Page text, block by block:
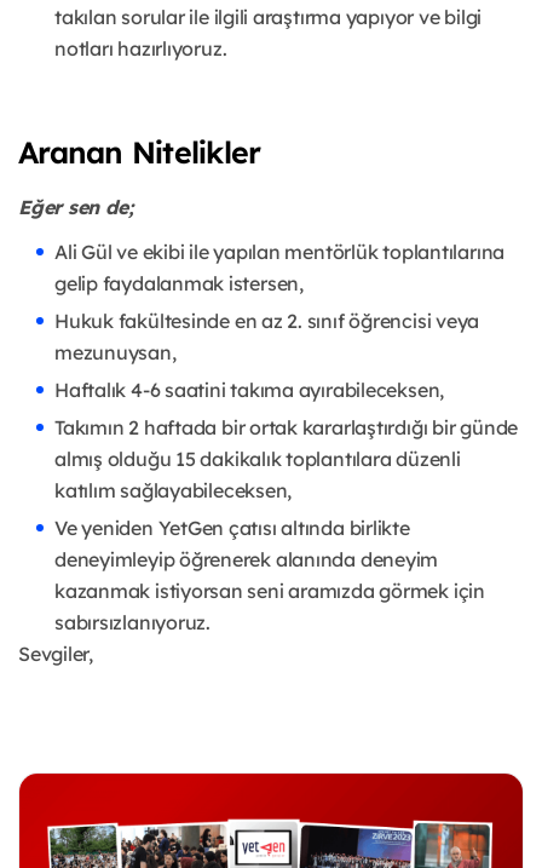
takılan sorular ile ilgili araştırma yapıyor ve bilgi
notları hazırlıyoruz.
Aranan Nitelikler
Eğer sen de;
Ali Gül ve ekibi ile yapılan mentörlük toplantılarına
gelip faydalanmak istersen,
Hukuk fakültesinde en az 2. sınıf öğrencisi veya
mezunuysan,
Haftalık 4-6 saatini takıma ayırabileceksen,
Takımın 2 haftada bir ortak kararlaştırdığı bir günde
almış olduğu 15 dakikalık toplantılara düzenli
katılım sağlayabileceksen,
Ve yeniden YetGen çatısı altında birlikte
deneyimleyip öğrenerek alanında deneyim
kazanmak istiyorsan seni aramızda görmek için
sabırsızlanıyoruz.
Sevgiler,